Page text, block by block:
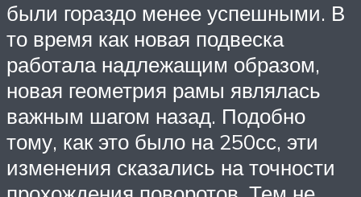
были гораздо менее успешными. В
то время как новая подвеска
работала надлежащим образом,
новая геометрия рамы являлась
важным шагом назад. Подобно
тому, как это было на 250сс, эти
изменения сказались на точности